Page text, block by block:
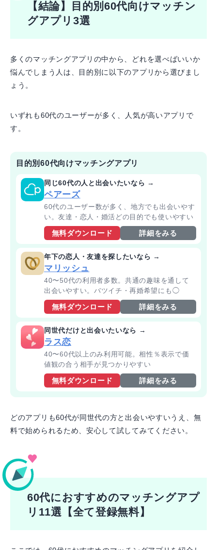
【結論】目的別60代向けマッチン
グアプリ3選
多くのマッチングアプリの中から、どれを選べばいいか
悩んでしまう人は、目的別に以下のアプリから選びまし
ょう。
いずれも60代のユーザーが多く、人気が高いアプリで
す。
目的別60代向けマッチングアプリ
同じ60代の人と出会いたいなら →
ペアーズ
60代のユーザー数が多く、地方でも出会いやす
い。友達・恋人・婚活どの目的でも使いやすい
無料ダウンロード 詳細をみる
年下の恋人・友達を探したいなら →
マリッシュ
40〜50代の利用者多数。共通の趣味を通して
出会いやすい。バツイチ・再婚希望にも◯
無料ダウンロード 詳細をみる
同世代だけと出会いたいなら →
ラス恋
40〜60代以上のみ利用可能。相性％表示で価
値観の合う相手が見つかりやすい
無料ダウンロード 詳細をみる
どのアプリも60代が同世代の方と出会いやすいうえ、無
料で始められるため、安心して試してみてください。
60代におすすめのマッチングアプ
リ11選【全て登録無料】